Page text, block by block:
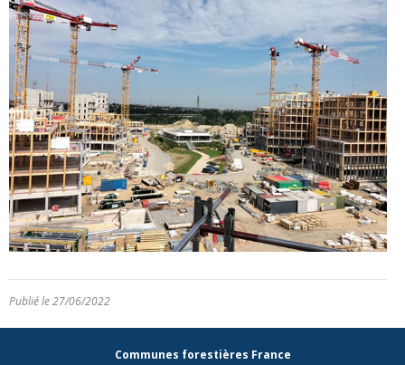
Publié le 27/06/2022
Communes forestières France